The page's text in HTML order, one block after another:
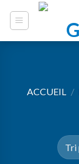
ACCUEIL /